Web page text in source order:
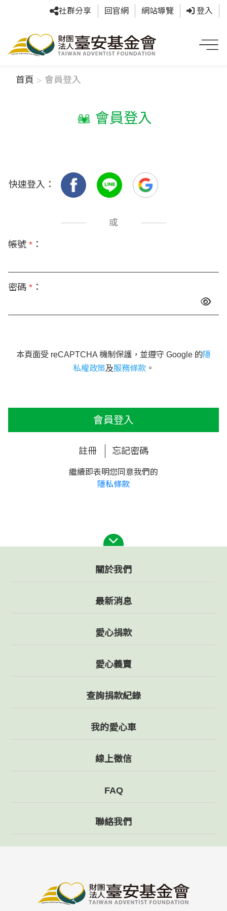
社群分享 回官網 網站導覽 登入
首頁 會員登入
會員登入
快速登入：
或
帳號 * ：
密碼 * ：
本頁面受 reCAPTCHA 機制保護，並遵守 Google 的隱
私權政策及服務條款 。
會員登入
註冊 忘記密碼
繼續即表明您同意我們的
隱私條款
關於我們
最新消息
愛心捐款
愛心義賣
查詢捐款紀錄
我的愛心車
線上徵信
FAQ
聯絡我們